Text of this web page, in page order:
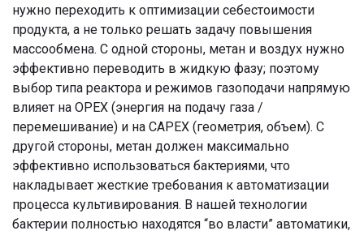
нужно переходить к оптимизации себестоимости
продукта, а не только решать задачу повышения
массообмена. С одной стороны, метан и воздух нужно
эффективно переводить в жидкую фазу; поэтому
выбор типа реактора и режимов газоподачи напрямую
влияет на OPEX (энергия на подачу газа /
перемешивание) и на CAPEX (геометрия, объем). С
другой стороны, метан должен максимально
эффективно использоваться бактериями, что
накладывает жесткие требования к автоматизации
процесса культивирования. В нашей технологии
бактерии полностью находятся “во власти” автоматики,